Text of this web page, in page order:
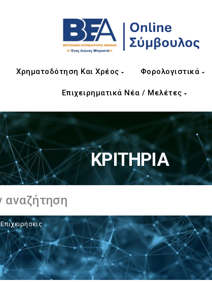
Χρηματοδότηση Και Χρέος Φορολογιστικά
Επιχειρηματικά Νέα / Μελέτες
ΚΡΙΤΗΡΙΑ
Επιχειρήσεις